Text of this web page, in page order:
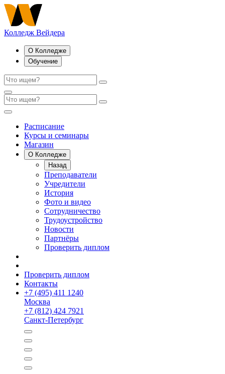
Колледж Вейдера
О Колледже
Обучение
Расписание
Курсы и семинары
Магазин
О Колледже
Назад
Преподаватели
Учредители
История
Фото и видео
Сотрудничество
Трудоустройство
Новости
Партнёры
Проверить диплом
Проверить диплом
Контакты
+7 (495) 411 1240
Москва
+7 (812) 424 7921
Санкт-Петербург